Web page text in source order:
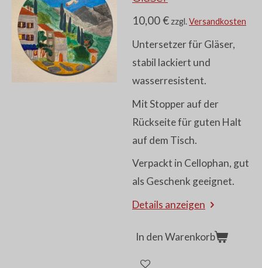
10,00 € zzgl.Versandkosten
Untersetzer für Gläser,
stabil lackiert und
wasserresistent.
Mit Stopper auf der
Rückseite für guten Halt
auf dem Tisch.
Verpackt in Cellophan, gut
als Geschenk geeignet.
Details anzeigen
In den Warenkorb